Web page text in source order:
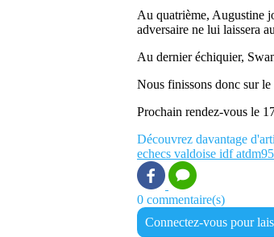
Au quatrième, Augustine
adversaire ne lui laissera
Au dernier échiquier,
Nous finissons donc sur
Prochain rendez-vous le
Découvrez davantage
echecs valdoise idfatdm95
0 commentaire(s)
Connectez-vous pour